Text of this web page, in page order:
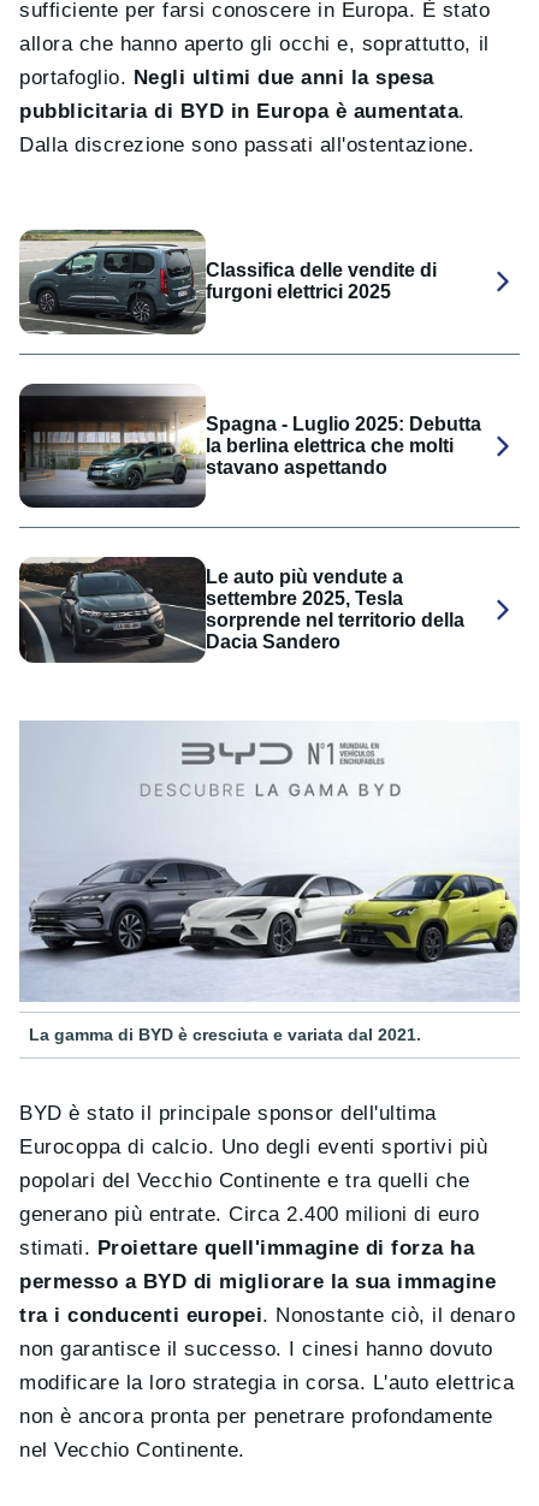
sufficiente per farsi conoscere in Europa. È stato
allora che hanno aperto gli occhi e, soprattutto, il
portafoglio. Negli ultimi due anni la spesa
pubblicitaria di BYD in Europa è aumentata.
Dalla discrezione sono passati all'ostentazione.
Classifica delle vendite di
furgoni elettrici 2025
Spagna - Luglio 2025: Debutta
la berlina elettrica che molti
stavano aspettando
Le auto più vendute a
settembre 2025, Tesla
sorprende nel territorio della
Dacia Sandero
La gamma di BYD è cresciuta e variata dal 2021.
BYD è stato il principale sponsor dell'ultima
Eurocoppa di calcio. Uno degli eventi sportivi più
popolari del Vecchio Continente e tra quelli che
generano più entrate. Circa 2.400 milioni di euro
stimati. Proiettare quell'immagine di forza ha
permesso a BYD di migliorare la sua immagine
tra i conducenti europei. Nonostante ciò, il denaro
non garantisce il successo. I cinesi hanno dovuto
modificare la loro strategia in corsa. L'auto elettrica
non è ancora pronta per penetrare profondamente
nel Vecchio Continente.